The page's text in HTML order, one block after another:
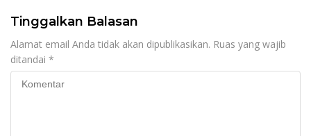
Tinggalkan Balasan
Alamat email Anda tidak akan dipublikasikan. Ruas yang wajib
ditandai *